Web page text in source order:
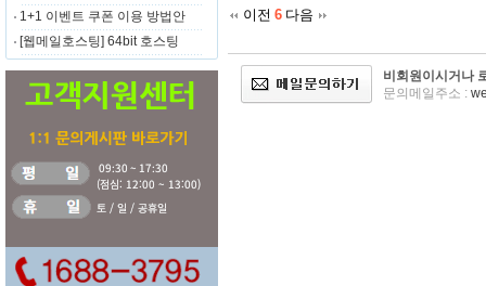
1+1 이벤트 쿠폰 이용 방법안
[웹메일호스팅] 64bit 호스팅
이전 6 다음
비회원이시거나
문의메일주소 :